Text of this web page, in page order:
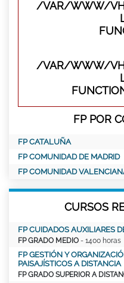
/VAR/WWW/
/VAR/WWW/
FP POR
FP CATALUÑA
FP COMUNIDAD DE MADRID
FP COMUNIDAD
CURSOS
FP CUIDADOS AUXILIARES
FP GRADO MEDIO - 1400 horas
FP GESTIÓN Y
PAISAJÍSTICOS A DISTANCIA
FP GRADO SUPERIOR A